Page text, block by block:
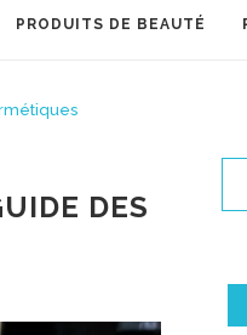
PRODUITS DE BEAUTÉ
DES